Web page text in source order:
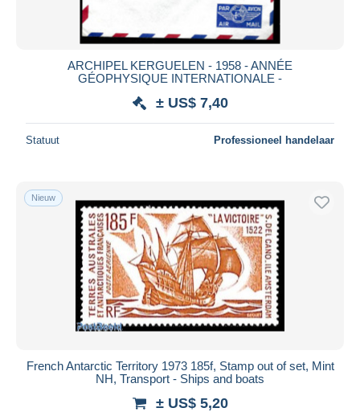
ARCHIPEL KERGUELEN - 1958 - ANNÉE
GÉOPHYSIQUE INTERNATIONALE -
± US$ 7,40
Statuut Professioneel handelaar
Nieuw
French Antarctic Territory 1973 185f, Stamp out of set, Mint
NH, Transport - Ships and boats
± US$ 5,20